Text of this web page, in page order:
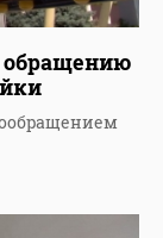
обращению